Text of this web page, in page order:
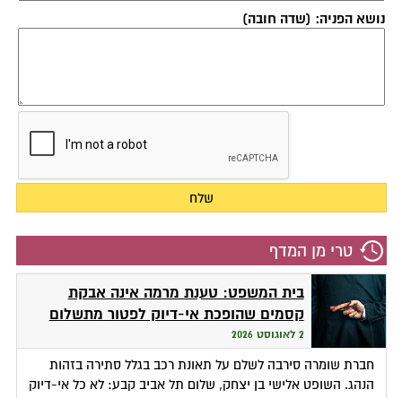
נושא הפניה: (שדה חובה)
טרי מן המדף
בית המשפט: טענת מרמה אינה אבקת
קסמים שהופכת אי-דיוק לפטור מתשלום
2 לאוגוסט 2026
חברת שומרה סירבה לשלם על תאונת רכב בגלל סתירה בזהות
הנהג. השופט אלישי בן יצחק, שלום תל אביב קבע: לא כל אי-דיוק